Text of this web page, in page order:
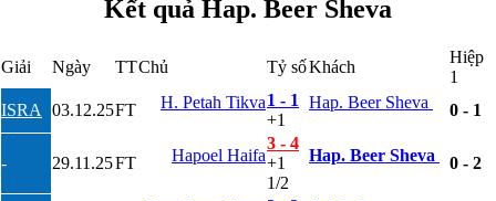
Bắc Ireland
Bỉ
Croatia
Estonia
Georgia
Gibralta
Hungary
Hy Lạp
Iceland
Kết quả Hap. Beer Sheva
Giải Ngày TTChủ Tỷ sốKhách
Hiệp
1
ISRA
03.12.25FT H. Petah Tikva1 - 1
+1
Hap. Beer Sheva 0 - 1
- 29.11.25FT Hapoel Haifa
3 - 4
+1
1/2
Hap. Beer Sheva 0 - 2